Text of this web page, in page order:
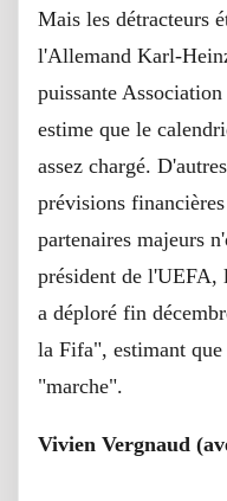
Mais les détracteurs
l'Allemand Karl-
puissante
estime que le
assez chargé.
prévisions
partenaires majeurs
président de l'UEFA,
a déploré fin
la Fifa", estimant que
"marche".
Vivien Vergnaud